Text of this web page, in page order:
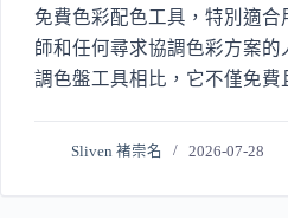
免費色彩配色工具，特別適合
師和任何尋求協調色彩方案的
調色盤工具相比，它不僅免費
Sliven 褚崇名 2026-07-28